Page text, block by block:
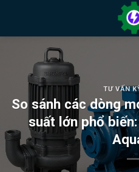
nội
TƯ VẤN
So sánh các dòng
suất lớn phổ